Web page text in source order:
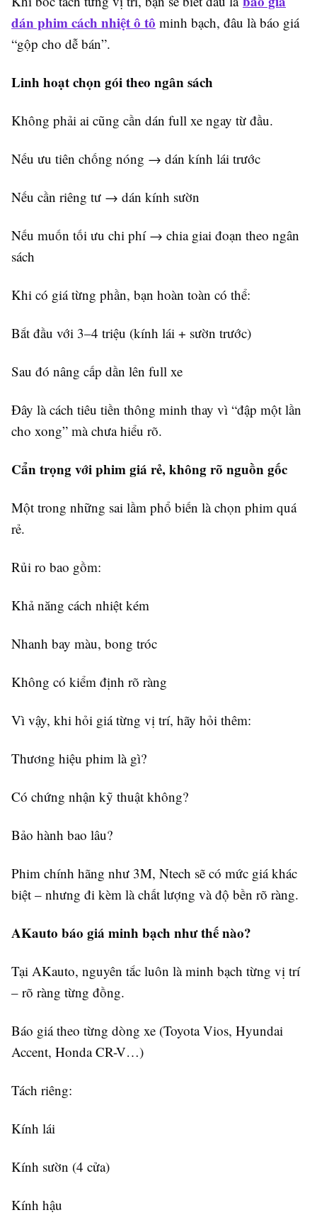
dán phim cách nhiệt ô tô minh bạch, đâu là báo giá
“gộp cho dễ bán”.
Linh hoạt chọn gói theo ngân sách
Không phải ai cũng cần dán full xe ngay từ đầu.
Nếu ưu tiên chống nóng → dán kính lái trước
Nếu cần riêng tư → dán kính sườn
Nếu muốn tối ưu chi phí → chia giai đoạn theo ngân
sách
Khi có giá từng phần, bạn hoàn toàn có thể:
Bắt đầu với 3–4 triệu (kính lái + sườn trước)
Sau đó nâng cấp dần lên full xe
Đây là cách tiêu tiền thông minh thay vì “đập một lần
cho xong” mà chưa hiểu rõ.
Cẩn trọng với phim giá rẻ, không rõ nguồn gốc
Một trong những sai lầm phổ biến là chọn phim quá
rẻ.
Rủi ro bao gồm:
Khả năng cách nhiệt kém
Nhanh bay màu, bong tróc
Không có kiểm định rõ ràng
Vì vậy, khi hỏi giá từng vị trí, hãy hỏi thêm:
Thương hiệu phim là gì?
Có chứng nhận kỹ thuật không?
Bảo hành bao lâu?
Phim chính hãng như 3M, Ntech sẽ có mức giá khác
biệt – nhưng đi kèm là chất lượng và độ bền rõ ràng.
AKauto báo giá minh bạch như thế nào?
Tại AKauto, nguyên tắc luôn là minh bạch từng vị trí
– rõ ràng từng đồng.
Báo giá theo từng dòng xe (Toyota Vios, Hyundai
Accent, Honda CR-V…)
Tách riêng:
Kính lái
Kính sườn (4 cửa)
Kính hậu